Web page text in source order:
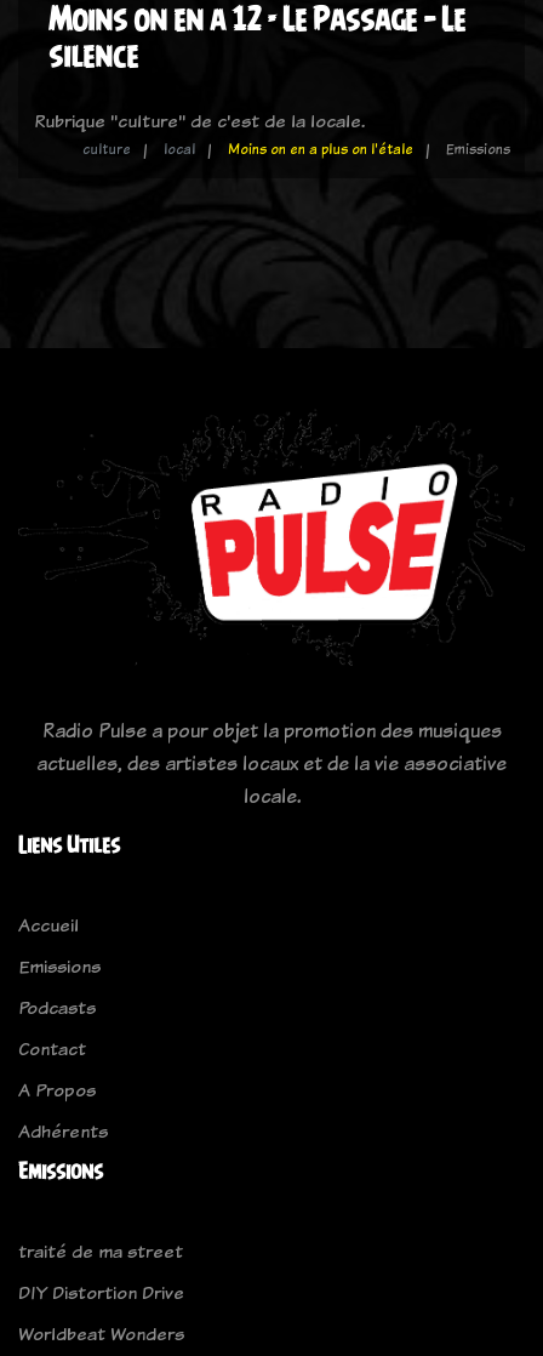
Moins on en a 12 - Le Passage – Le
silence
Rubrique "culture" de c'est de la locale.
culture local Moins on en a plus on l'étale Emissions
Radio Pulse a pour objet la promotion des musiques
actuelles, des artistes locaux et de la vie associative
locale.
Liens Utiles
Accueil
Emissions
Podcasts
Contact
A Propos
Adhérents
Emissions
traité de ma street
DIY Distortion Drive
Worldbeat Wonders